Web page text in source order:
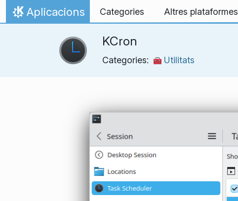
Salta al contingut
Inici
Aplicacions Categories Altres plataformes
KCron
Categories: Utilitats